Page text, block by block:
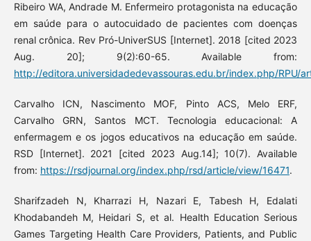
Ribeiro WA, Andrade M. Enfermeiro protagonista na educação
em saúde para o autocuidado de pacientes com doenças
renal crônica. Rev Pró-UniverSUS [Internet]. 2018 [cited 2023
Aug. 20]; 9(2):60-65. Available from:
http://editora.universidadedevassouras.edu.br/index.php/RPU/
Carvalho ICN, Nascimento MOF, Pinto ACS, Melo ERF,
Carvalho GRN, Santos MCT. Tecnologia educacional: A
enfermagem e os jogos educativos na educação em saúde.
RSD [Internet]. 2021 [cited 2023 Aug.14]; 10(7). Available
from: https://rsdjournal.org/index.php/rsd/article/view/16471.
Sharifzadeh N, Kharrazi H, Nazari E, Tabesh H, Edalati
Khodabandeh M, Heidari S, et al. Health Education Serious
Games Targeting Health Care Providers, Patients, and Public